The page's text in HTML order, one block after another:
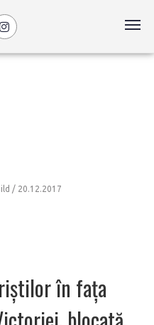
/ 20.12.2017
în faţa